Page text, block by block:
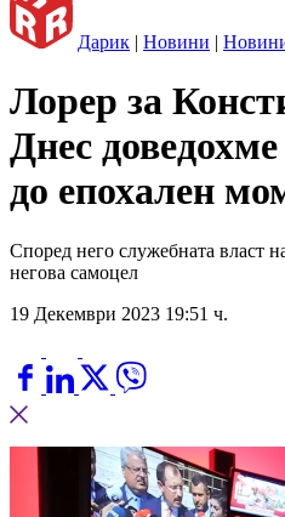
Дарик | Новини |
Лорер за
Днес
до епохален
Според него служебната власт
негова самоцел
19 Декември 2023 19:51 ч.